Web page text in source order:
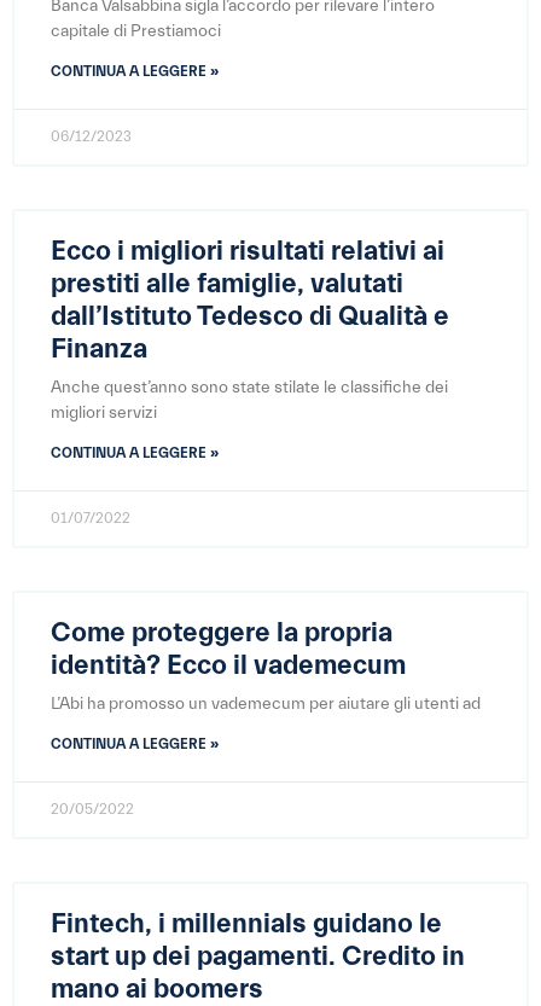
Banca Valsabbina sigla l’accordo per rilevare l’intero
capitale di Prestiamoci
CONTINUA A LEGGERE »
06/12/2023
Ecco i migliori risultati relativi ai
prestiti alle famiglie, valutati
dall’Istituto Tedesco di Qualità e
Finanza
Anche quest’anno sono state stilate le classifiche dei
migliori servizi
CONTINUA A LEGGERE »
01/07/2022
Come proteggere la propria
identità? Ecco il vademecum
L’Abi ha promosso un vademecum per aiutare gli utenti ad
CONTINUA A LEGGERE »
20/05/2022
Fintech, i millennials guidano le
start up dei pagamenti. Credito in
mano ai boomers